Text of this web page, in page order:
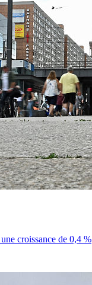
croissance de 0,4 %